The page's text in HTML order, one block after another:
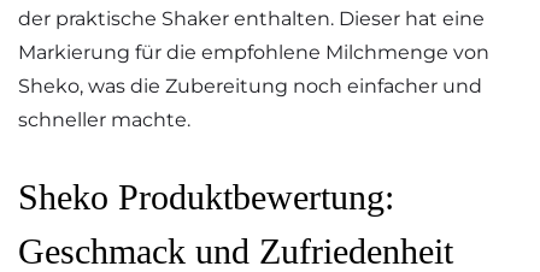
der praktische Shaker enthalten. Dieser hat eine
Markierung für die empfohlene Milchmenge von
Sheko, was die Zubereitung noch einfacher und
schneller machte.
Sheko Produktbewertung:
Geschmack und Zufriedenheit